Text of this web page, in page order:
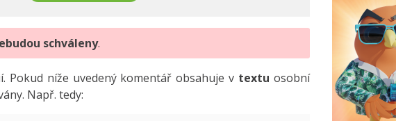
schváleny.
níže uvedený komentář obsahuje v textu osobní
Např. tedy: